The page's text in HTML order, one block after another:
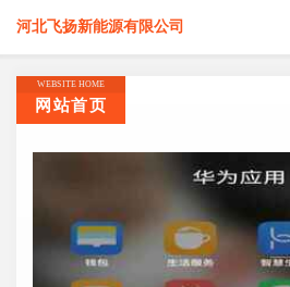
河北飞扬新能源有限公司
WEBSITE HOME
网站首页